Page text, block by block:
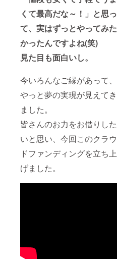
くて最高だな～！」と思っ
て、実はずっとやってみた
かったんですよね(笑)
見た目も面白いし。
今いろんなご縁があって、
やっと夢の実現が見えてき
ました。
皆さんのお力をお借りした
いと思い、今回このクラウ
ドファンディングを立ち上
げました。